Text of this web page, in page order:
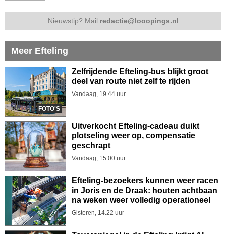
Nieuwstip? Mail redactie@looopings.nl
Meer Efteling
FOTO'S
Zelfrijdende Efteling-bus blijkt groot
deel van route niet zelf te rijden
Vandaag, 19.44 uur
Uitverkocht Efteling-cadeau duikt
plotseling weer op, compensatie
geschrapt
Vandaag, 15.00 uur
Efteling-bezoekers kunnen weer racen
in Joris en de Draak: houten achtbaan
na weken weer volledig operationeel
Gisteren, 14.22 uur